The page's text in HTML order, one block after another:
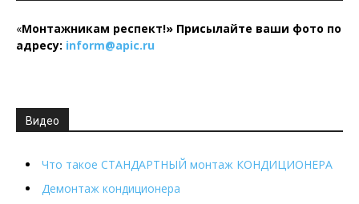
«Монтажникам респект!» Присылайте ваши фото по
адресу: inform@apic.ru
Видео
Что такое СТАНДАРТНЫЙ монтаж КОНДИЦИОНЕРА
Демонтаж кондиционера